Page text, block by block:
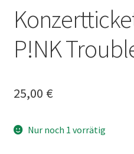
P!NK
25,00 €
Nur noch 1 vorrätig